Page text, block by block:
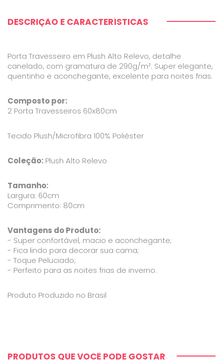
DESCRIÇÃO E CARACTERÍSTICAS
Porta Travesseiro em Plush Alto Relevo, detalhe
canelado, com gramatura de 290g/m². Super elegante,
quentinho e aconchegante, excelente para noites frias.
Composto por:
2 Porta Travesseiros 60x80cm
Tecido Plush/Microfibra 100% Poliéster
Coleção: Plush Alto Relevo
Tamanho:
Largura: 60cm
Comprimento: 80cm
Vantagens do Produto:
- Super confortável, macio e aconchegante;
- Fica lindo para decorar sua cama;
- Toque Peluciado;
- Perfeito para as noites frias de inverno.
Produto Produzido no Brasil
PRODUTOS QUE VOCÊ PODE GOSTAR